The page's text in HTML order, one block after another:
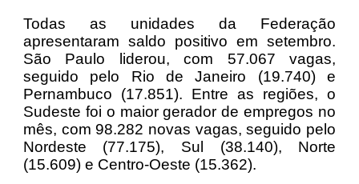
Todas as unidades da Federação
apresentaram saldo positivo em setembro.
São Paulo liderou, com 57.067 vagas,
seguido pelo Rio de Janeiro (19.740) e
Pernambuco (17.851). Entre as regiões, o
Sudeste foi o maior gerador de empregos no
mês, com 98.282 novas vagas, seguido pelo
Nordeste (77.175), Sul (38.140), Norte
(15.609) e Centro-Oeste (15.362).